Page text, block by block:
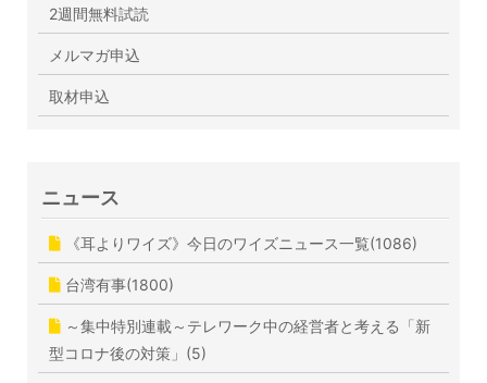
2週間無料試読
メルマガ申込
取材申込
ニュース
《耳よりワイズ》今日のワイズニュース一覧(1086)
台湾有事(1800)
～集中特別連載～テレワーク中の経営者と考える「新
型コロナ後の対策」(5)